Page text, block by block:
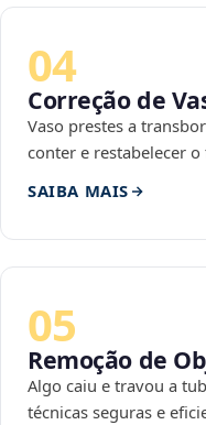
04
Correção de
Vaso prestes a
conter e restabelecer o
SAIBA MAIS
05
Remoção de
Algo caiu e travou a
técnicas seguras e